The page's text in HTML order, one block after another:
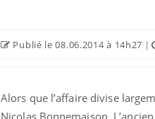
Publié le 08.06.2014 à 14h27 |
Alors que l’affaire divise
Nicolas Bonnemaison.